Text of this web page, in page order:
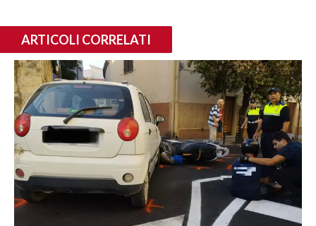
ARTICOLI CORRELATI